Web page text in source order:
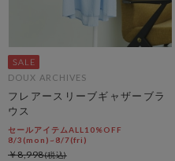
DOUX ARCHIVES
フレアースリーブギャザーブラ
ウス
セールアイテムALL10%OFF
8/3(mon)~8/7(fri)
￥8,998